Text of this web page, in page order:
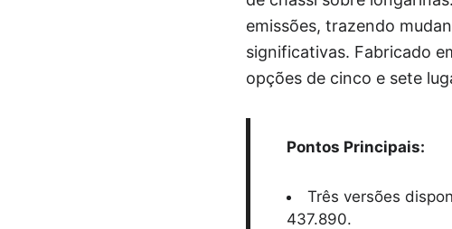
emissões, trazendo
significativas. Fabricado
opções de cinco e sete
Pontos Principais:
Três versões
437.890.